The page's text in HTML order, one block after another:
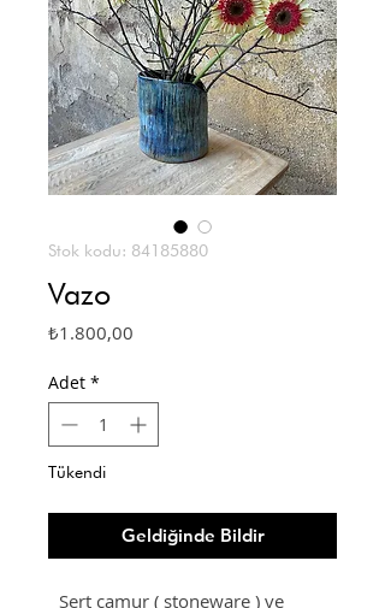
Stok kodu: 84185880
Vazo
₺1.800,00
Adet *
Tükendi
Geldiğinde Bildir
Sert çamur ( stoneware ) ve